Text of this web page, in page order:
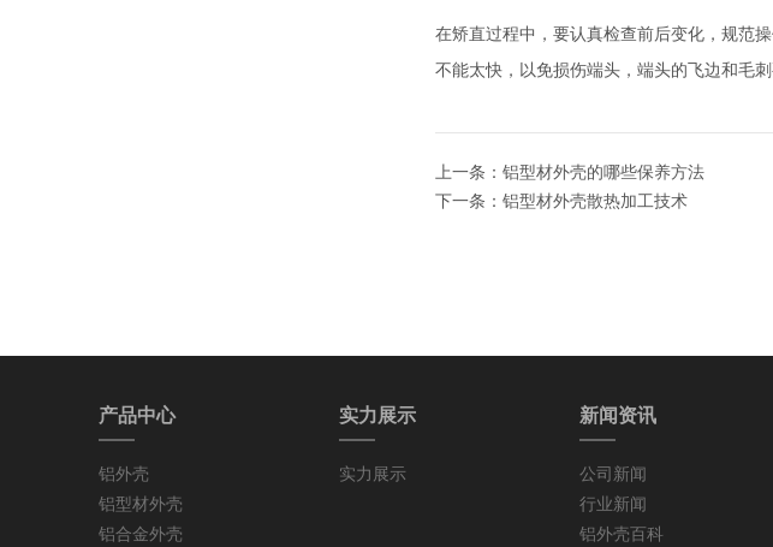
在矫直过程中，要认真检查前后变化，规范
不能太快，以免损伤端头，端头的飞边和毛刺
上一条： 铝型材外壳的哪些保养方法
下一条： 铝型材外壳散热加工技术
产品中心
铝外壳
铝型材外壳
铝合金外壳
实力展示
实力展示
新闻资讯
公司新闻
行业新闻
铝外壳百科